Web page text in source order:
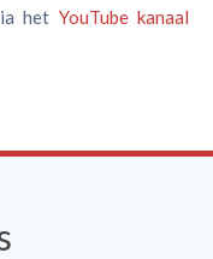
het YouTube kanaal